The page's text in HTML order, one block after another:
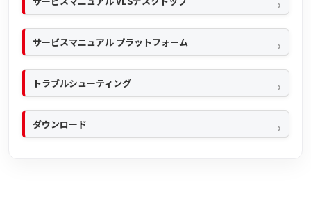
サービスマニュアル プラットフォーム
トラブルシューティング
ダウンロード